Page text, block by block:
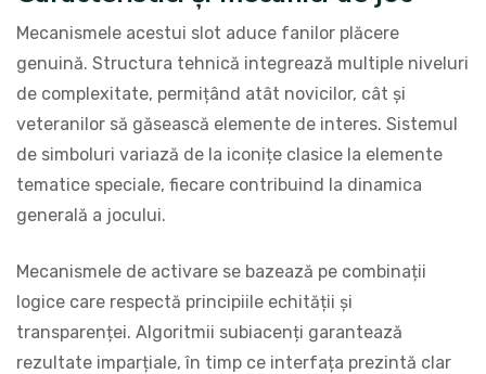
Mecanismele acestui slot aduce fanilor plăcere
genuină. Structura tehnică integrează multiple niveluri
de complexitate, permițând atât novicilor, cât și
veteranilor să găsească elemente de interes. Sistemul
de simboluri variază de la iconițe clasice la elemente
tematice speciale, fiecare contribuind la dinamica
generală a jocului.
Mecanismele de activare se bazează pe combinații
logice care respectă principiile echității și
transparenței. Algoritmii subiacenți garantează
rezultate imparțiale, în timp ce interfața prezintă clar